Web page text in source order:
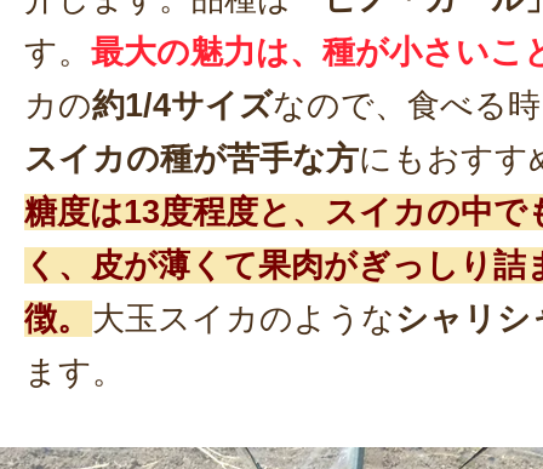
す。 最大の魅力は、種が小さいこ
カの約1/4サイズなので、食べる
スイカの種が苦手な方にもおすす
糖度は13度程度と、スイカの中で
く、皮が薄くて果肉がぎっしり
徴。 大玉スイカのようなシャリシ
ます。